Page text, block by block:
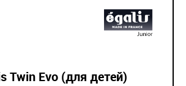
Twin Evo (для детей)